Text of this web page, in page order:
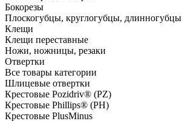
Бокорезы
Плоскогубцы, круглогубцы, длинногубцы
Клещи
Клещи переставные
Ножи, ножницы, резаки
Отвертки
Все товары категории
Шлицевые отвертки
Крестовые Pozidriv® (PZ)
Крестовые Phillips® (PH)
Крестовые PlusMinus